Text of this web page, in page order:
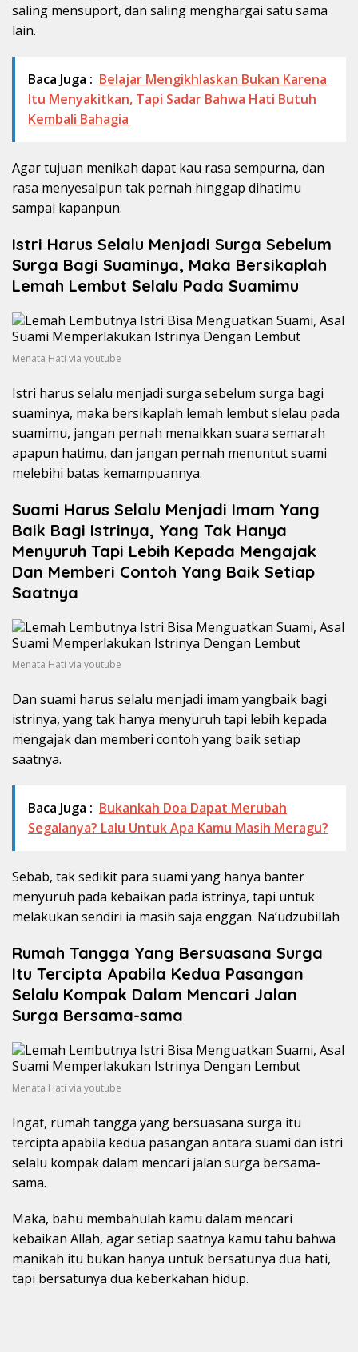
saling mensuport, dan saling menghargai satu sama
lain.
Baca Juga : Belajar Mengikhlaskan Bukan Karena
Itu Menyakitkan, Tapi Sadar Bahwa Hati Butuh
Kembali Bahagia
Agar tujuan menikah dapat kau rasa sempurna, dan
rasa menyesalpun tak pernah hinggap dihatimu
sampai kapanpun.
Istri Harus Selalu Menjadi Surga Sebelum
Surga Bagi Suaminya, Maka Bersikaplah
Lemah Lembut Selalu Pada Suamimu
Menata Hati via youtube
Istri harus selalu menjadi surga sebelum surga bagi
suaminya, maka bersikaplah lemah lembut slelau pada
suamimu, jangan pernah menaikkan suara semarah
apapun hatimu, dan jangan pernah menuntut suami
melebihi batas kemampuannya.
Suami Harus Selalu Menjadi Imam Yang
Baik Bagi Istrinya, Yang Tak Hanya
Menyuruh Tapi Lebih Kepada Mengajak
Dan Memberi Contoh Yang Baik Setiap
Saatnya
Menata Hati via youtube
Dan suami harus selalu menjadi imam yangbaik bagi
istrinya, yang tak hanya menyuruh tapi lebih kepada
mengajak dan memberi contoh yang baik setiap
saatnya.
Baca Juga : Bukankah Doa Dapat Merubah
Segalanya? Lalu Untuk Apa Kamu Masih Meragu?
Sebab, tak sedikit para suami yang hanya banter
menyuruh pada kebaikan pada istrinya, tapi untuk
melakukan sendiri ia masih saja enggan. Na’udzubillah
Rumah Tangga Yang Bersuasana Surga
Itu Tercipta Apabila Kedua Pasangan
Selalu Kompak Dalam Mencari Jalan
Surga Bersama-sama
Menata Hati via youtube
Ingat, rumah tangga yang bersuasana surga itu
tercipta apabila kedua pasangan antara suami dan istri
selalu kompak dalam mencari jalan surga bersama-
sama.
Maka, bahu membahulah kamu dalam mencari
kebaikan Allah, agar setiap saatnya kamu tahu bahwa
manikah itu bukan hanya untuk bersatunya dua hati,
tapi bersatunya dua keberkahan hidup.